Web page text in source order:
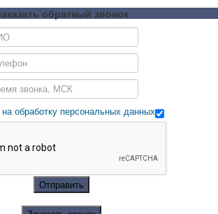
обратный звонок
обработку персональных данных
Отправить